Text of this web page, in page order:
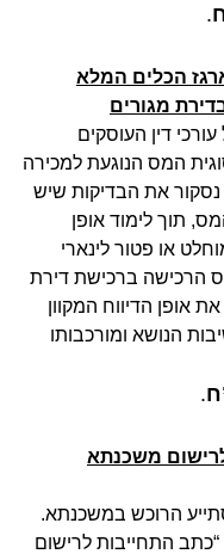
.
הכלים המלא
מגורים
דין העוסקים
המס הנוגעת למכירה
את הבדיקות שיש
תוך לימוד אופן
או פטור לינארי
הרכישה ברכישת דירת
אופן הדיווח המקוון
הנושא ומורכבותו
.
משכנתא
הרוכש במשכנתא.
התחייבות לרישום